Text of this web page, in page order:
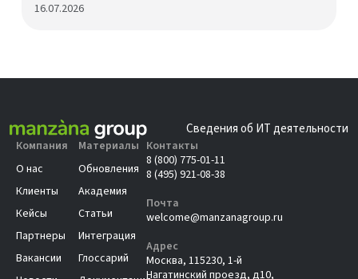
16.07.2026
Сведения об ИТ деятельности
Компания
О нас
Клиенты
Кейсы
Партнеры
Вакансии
Материалы
Обновления
Академия
Статьи
Интеграция
Глоссарий
Контакты
8 (800) 775-01-11
8 (495) 921-08-38
Почта
welcome@manzanagroup.ru
Адрес
Москва, 115230, 1-й
Нагатинский проезд, д10,